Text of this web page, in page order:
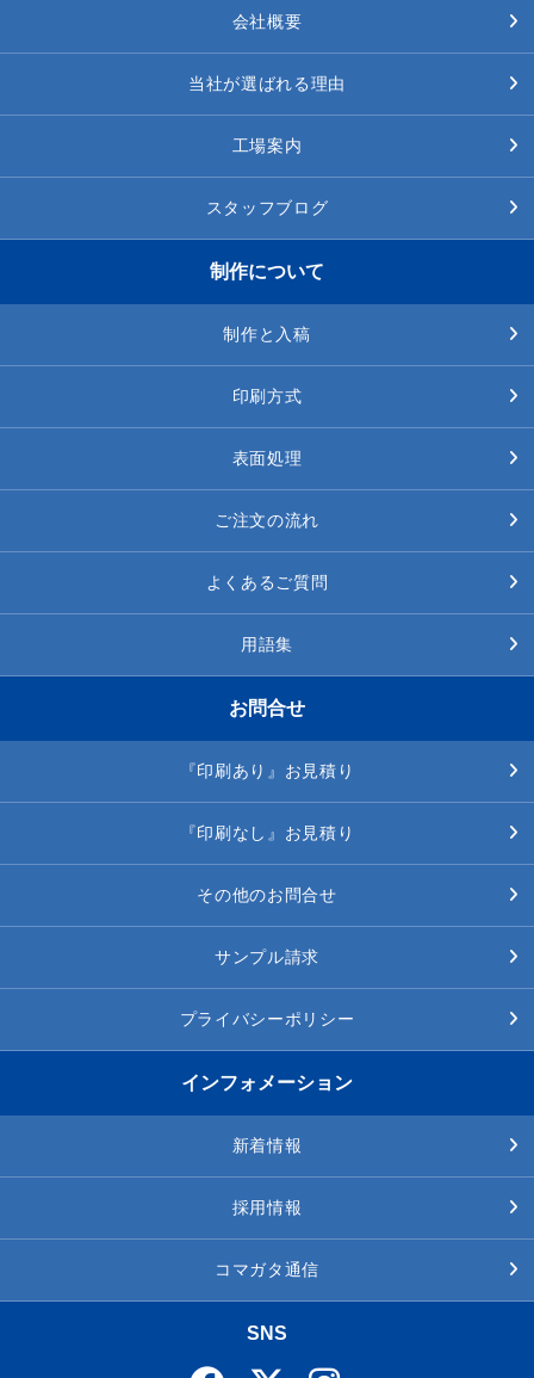
会社概要
当社が選ばれる理由
工場案内
スタッフブログ
制作について
制作と入稿
印刷方式
表面処理
ご注文の流れ
よくあるご質問
用語集
お問合せ
『印刷あり』お見積り
『印刷なし』お見積り
その他のお問合せ
サンプル請求
プライバシーポリシー
インフォメーション
新着情報
採用情報
コマガタ通信
SNS